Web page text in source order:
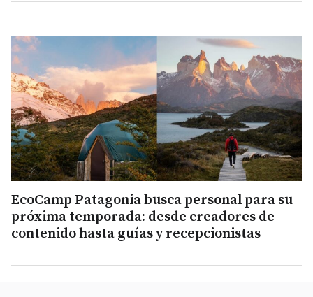
EcoCamp Patagonia busca personal para su
próxima temporada: desde creadores de
contenido hasta guías y recepcionistas